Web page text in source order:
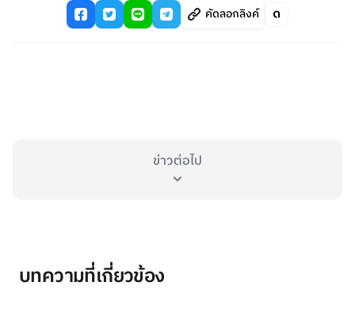
คัดลอกลิงค์
ข่าวต่อไป
บทความที่เกี่ยวข้อง